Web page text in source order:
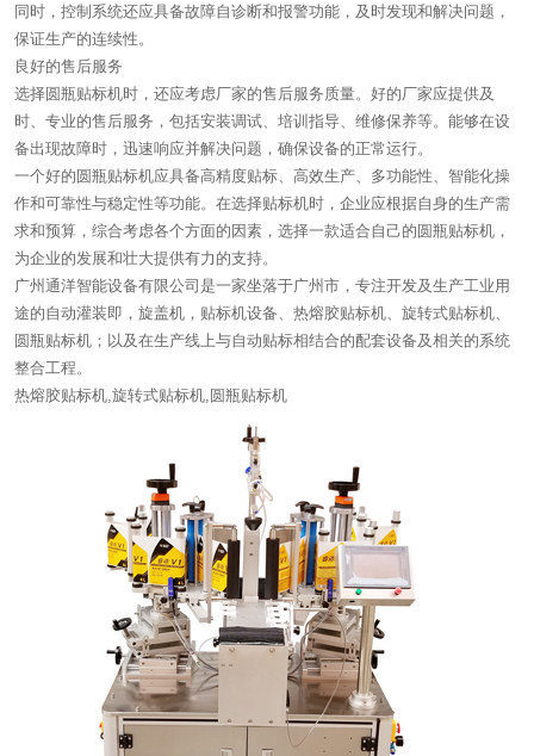
同时，控制系统还应具备故障自诊断和报警功能，及时发现和解决问题，
保证生产的连续性。
良好的售后服务
选择圆瓶贴标机时，还应考虑厂家的售后服务质量。好的厂家应提供及
时、专业的售后服务，包括安装调试、培训指导、维修保养等。能够在设
备出现故障时，迅速响应并解决问题，确保设备的正常运行。
一个好的圆瓶贴标机应具备高精度贴标、高效生产、多功能性、智能化操
作和可靠性与稳定性等功能。在选择贴标机时，企业应根据自身的生产需
求和预算，综合考虑各个方面的因素，选择一款适合自己的圆瓶贴标机，
为企业的发展和壮大提供有力的支持。
广州通洋智能设备有限公司是一家坐落于广州市，专注开发及生产工业用
途的自动灌装即，旋盖机，贴标机设备、热熔胶贴标机、旋转式贴标机、
圆瓶贴标机；以及在生产线上与自动贴标相结合的配套设备及相关的系统
整合工程。
热熔胶贴标机,旋转式贴标机,圆瓶贴标机